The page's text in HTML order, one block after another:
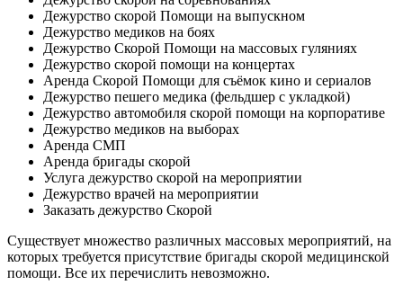
Дежурство скорой Помощи на выпускном
Дежурство медиков на боях
Дежурство Скорой Помощи на массовых гуляниях
Дежурство скорой помощи на концертах
Аренда Скорой Помощи для съёмок кино и сериалов
Дежурство пешего медика (фельдшер с укладкой)
Дежурство автомобиля скорой помощи на корпоративе
Дежурство медиков на выборах
Аренда СМП
Аренда бригады скорой
Услуга дежурство скорой на мероприятии
Дежурство врачей на мероприятии
Заказать дежурство Скорой
Существует множество различных массовых мероприятий, на
которых требуется присутствие бригады скорой медицинской
помощи. Все их перечислить невозможно.